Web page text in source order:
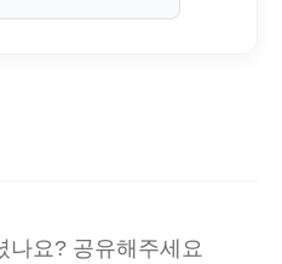
나요? 공유해주세요